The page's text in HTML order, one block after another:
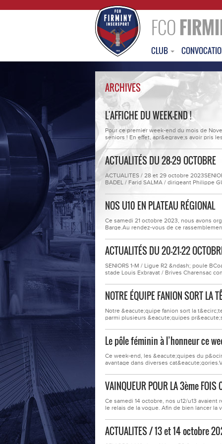
FCO
CLUB
ARCHIVES
L'AFFICHE DU WEEK-END !
Pour ce premier week-end du mois de
seniors ! En effet, apr&egrave;s avoir pris
Badel auront &agrave; c&oelig;ur de
l&rsquo;ES Veauche pour
ACTUALITÉS DU 28-29 OCTOBRE
ACTUALITES / 28 et 29 octobre
BADEL / Farid SALMA / dirigeant Philippe
place &agrave; la 3&egrave;me place du
NOS U10 EN PLATEAU RÉGIONAL
Ce samedi 21 octobre 2023, nous avons
Barge.Au rendez-vous de ce
groupe U10-1 emmen&eacute; par
ACTUALITÉS DU 20-21-22
SENIORS 1-M / Ligue R2 &ndash; poule
stade Louis Exbrayat / Brives Charensac
notre gardien reste attentif et nous
NOTRE ÉQUIPE FANION SORT LA
Notre &eacute;quipe fanion sort la
parmi plusieurs &eacute;quipes
nous accueillons ce tour de Coupe de
Le pôle féminin à l’honneur ce
Ce week-end, les &eacute;quipes du
avantage dans diverses
victoire 3-0 face &agrave;
VAINQUEUR POUR LA 3ème FOIS
Ce samedi 14 octobre, nos u12/u13
le relais de la vogue. Afin de bien lancer la
ayant 7 &eacute;quipes de 5.&nbsp;Tout le
ACTUALITES / 13 et 14 octobre